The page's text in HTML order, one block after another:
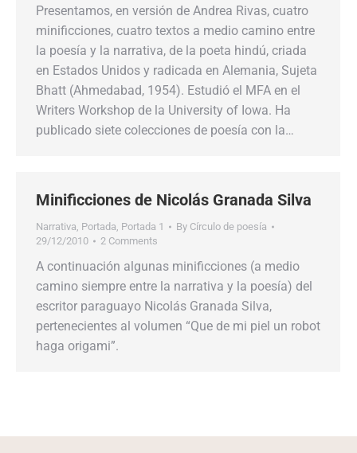
Presentamos, en versión de Andrea Rivas, cuatro
minificciones, cuatro textos a medio camino entre
la poesía y la narrativa, de la poeta hindú, criada
en Estados Unidos y radicada en Alemania, Sujeta
Bhatt (Ahmedabad, 1954). Estudió el MFA en el
Writers Workshop de la University of Iowa. Ha
publicado siete colecciones de poesía con la…
Minificciones de Nicolás Granada Silva
Narrativa, Portada, Portada 1 By Círculo de poesía
29/12/2010
2 Comments
A continuación algunas minificciones (a medio
camino siempre entre la narrativa y la poesía) del
escritor paraguayo Nicolás Granada Silva,
pertenecientes al volumen “Que de mi piel un robot
haga origami”.